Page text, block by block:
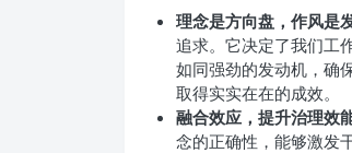
理念是方向盘，作风是
追求。它决定了我们工
如同强劲的发动机，确
取得实实在在的成效。
融合效应，提升治理效
念的正确性，能够激发